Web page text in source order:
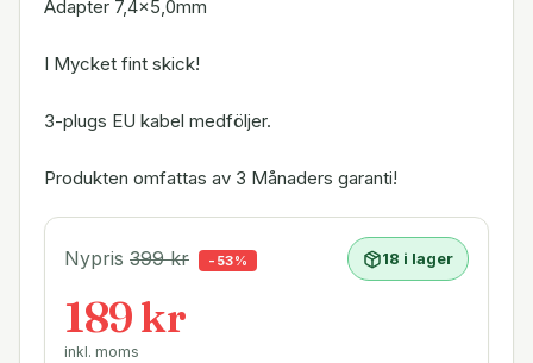
Adapter 7,4x5,0mm
I Mycket fint skick!
3-plugs EU kabel medföljer.
Produkten omfattas av 3 Månaders garanti!
Nypris 399kr - 53% 18 i lager
189 kr
inkl. moms